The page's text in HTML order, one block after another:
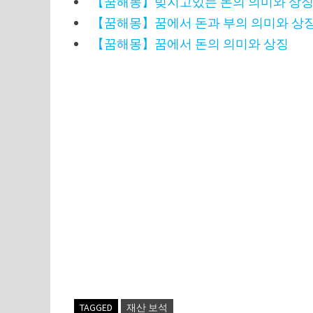
【꿈해몽】꿈에서 돈과 부의 의미와 상
【꿈해몽】꿈에서 돈의 의미와 상징
TAGGED 재산 보석